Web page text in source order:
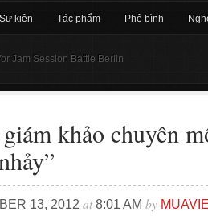
Sự kiện Tác phẩm Phê bình
Jam Session Battle Berlin
khảo chuyên
13, 2012 at8:01 AM by